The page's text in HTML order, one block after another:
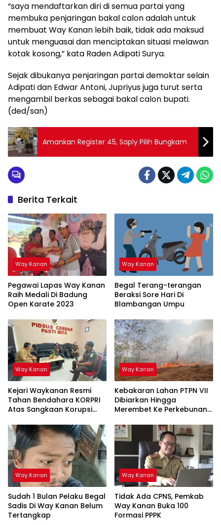
“saya mendaftarkan diri di semua partai yang
membuka penjaringan bakal calon adalah untuk
membuat Way Kanan lebih baik, tidak ada maksud
untuk menguasai dan menciptakan situasi melawan
kotak kosong,” kata Raden Adipati Surya.
Sejak dibukanya penjaringan partai demoktar selain
Adipati dan Edwar Antoni, Jupriyus juga turut serta
mengambil berkas sebagai bakal calon bupati.
(ded/san)
Amankan Register 45, Saply Pilih Bungkam
Berita Terkait
Way Kanan
Pegawai Lapas Way Kanan
Raih Medali Di Badung
Open Karate 2023
Way Kanan
Begal Terang-terangan
Beraksi Sore Hari Di
Blambangan Umpu
Way Kanan
Kejari Waykanan Resmi
Tahan Bendahara KORPRI
Atas Sangkaan Korupsi
Way Kanan
Kebakaran Lahan PTPN VII
Dibiarkan Hingga
Merembet Ke Perkebunan
Way Kanan
Sudah 1 Bulan Pelaku Begal
Sadis Di Way Kanan Belum
Tertangkap
Way Kanan
Tidak Ada CPNS, Pemkab
Way Kanan Buka 100
Formasi PPPK